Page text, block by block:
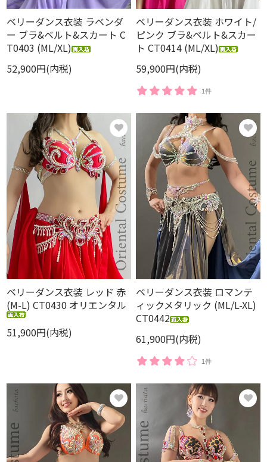
ベリーダンス衣装 ラベンダ
ー ブラ&ベルト&スカート C
T0403 (ML/XL)
52,900円(内税)
ベリーダンス衣装 ホワイト/
ピンク ブラ&ベルト&スカー
ト CT0414 (ML/XL)
59,900円(内税)
1件
ベリーダンス衣装 レッド 赤
(M-L) CT0430 オリエンタル
51,900円(内税)
ベリーダンス衣装 ロマンテ
ィックメタリック (ML/L-XL)
CT0442
61,900円(内税)
1件